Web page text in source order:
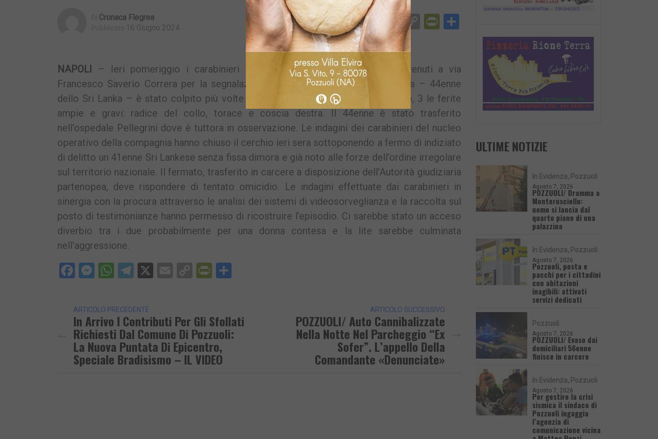
Cronaca Flegrea
16 Giugno 2024 Facebook
Messenger
WhatsApp
Telegram
X EmailCopyPrintFriendly
NAPOLI
– Ieri pomeriggio i carabinieri della compagnia Centro sono intervenuti a via
Francesco Saverio Correra per la segnalazione di una persona ferita. La vittima – 44enne
dello Sri Lanka – è stato colpito più volte verosimilmente con un’arma da taglio, 3 le ferite
ampie e gravi: radice del collo, torace e coscia destra. Il 44enne è stato trasferito
nell’ospedale Pellegrini dove è tuttora in osservazione. Le indagini dei carabinieri del nucleo
operativo della compagnia hanno chiuso il cerchio ieri sera sottoponendo a fermo di indiziato
di delitto un 41enne Sri Lankese senza fissa dimora e già noto alle forze dell’ordine irregolare
sul territorio nazionale. Il fermato, trasferito in carcere a disposizione dell’Autorità giudiziaria
partenopea, deve rispondere di tentato omicidio. Le indagini effettuate dai carabinieri in
sinergia con la procura attraverso le analisi dei sistemi di videosorveglianza e la raccolta sul
posto di testimonianze hanno permesso di ricostruire l’episodio. Ci sarebbe stato un acceso
diverbio tra i due probabilmente per una donna contesa e la lite sarebbe culminata
nell’aggressione.
Facebook
Messenger
WhatsApp
Telegram
X EmailCopyPrintFriendly
ARTICOLO PRECEDENTE
In Arrivo I Contributi Per Gli Sfollati
Richiesti Dal Comune Di Pozzuoli:
La Nuova Puntata Di Epicentro,
Speciale Bradisismo – IL VIDEO
ARTICOLO SUCCESSIVO
POZZUOLI/ Auto Cannibalizzate
Nella Notte Nel Parcheggio “Ex
Sofer”. L’appello Della
Comandante «Denunciate»
ULTIME NOTIZIE
In Evidenza Pozzuoli
Agosto 7, 2026
POZZUOLI/ Dramma a
Monterusciello:
uomo si lancia dal
quarto piano di una
palazzina
In Evidenza Pozzuoli
Agosto 7, 2026
Pozzuoli, posta e
pacchi per i cittadini
con abitazioni
inagibili: attivati
servizi dedicati
Pozzuoli
Agosto 7, 2026
POZZUOLI/ Evaso dai
domiciliari 56enne
finisce in carcere
In Evidenza Pozzuoli
Agosto 7, 2026
Per gestire la crisi
sismica il sindaco di
Pozzuoli ingaggia
l’agenzia di
comunicazione vicina